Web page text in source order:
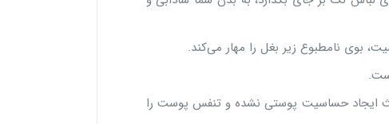
بوی نامطبوع زیر بغل را مهار می‌کند.
ایجاد حساسیت پوستی نشده و تنفس پوست را